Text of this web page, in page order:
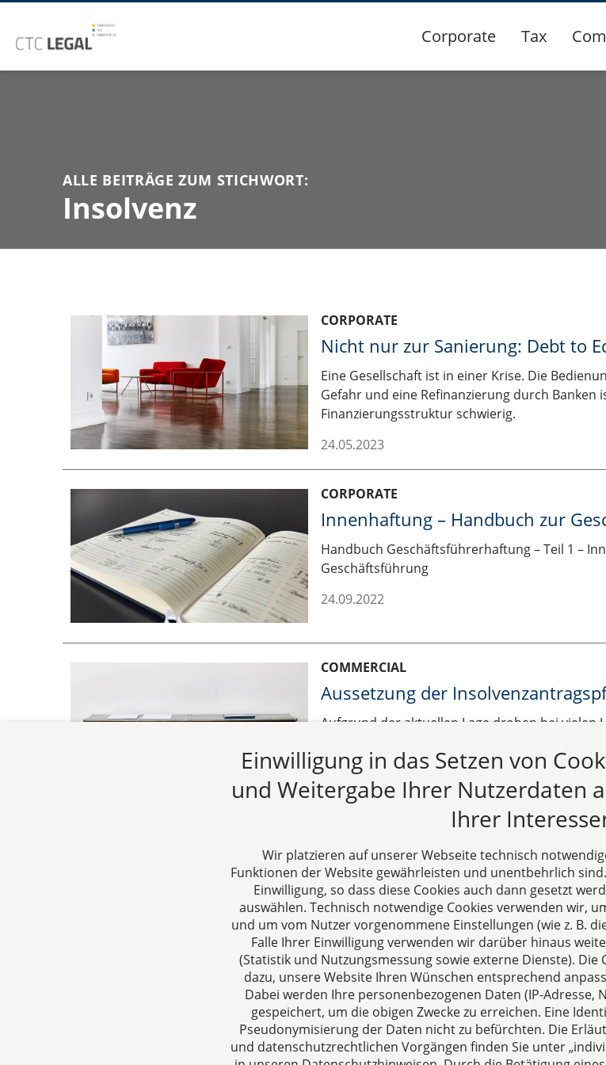
Corporate Tax
ALLE BEITRÄGE ZUM STICHWORT:
Insolvenz
CORPORATE
Nicht nur zur Sanierung: Debt to
Eine Gesellschaft ist in einer Krise. Die
Gefahr und eine Refinanzierung durch
Finanzierungsstruktur schwierig.
24.05.2023
CORPORATE
Innenhaftung – Handbuch zur
Handbuch Geschäftsführerhaftung – Teil 1 –
Geschäftsführung
24.09.2022
COMMERCIAL
Aussetzung der
Aufgrund der aktuellen Lage drohen bei vielen
Das Bundesministerium für Justiz kündigte an,
aufgrund des Coronavirus vorübergehend
Über uns
Ihre Ansprechpartner für Fragen
rund um Gesellschaftsrecht,
Steuergestaltung und Vertragsrecht.
Einwilligung in das Setzen von
und Weitergabe Ihrer Nutzerdaten
Ihrer
Wir platzieren auf unserer Webseite technisch
Funktionen der Website gewährleisten und unentbehrlich
Einwilligung, so dass diese Cookies auch dann gesetzt
auswählen. Technisch notwendige Cookies verwenden wir,
und um vom Nutzer vorgenommene Einstellungen (wie z. B.
Falle Ihrer Einwilligung verwenden wir darüber hinaus
(Statistik und Nutzungsmessung sowie externe Dienste). Die
dazu, unsere Website Ihren Wünschen entsprechend
Dabei werden Ihre personenbezogenen Daten (IP-
gespeichert, um die obigen Zwecke zu erreichen. Eine
Pseudonymisierung der Daten nicht zu befürchten. Die
und datenschutzrechtlichen Vorgängen finden Sie unter